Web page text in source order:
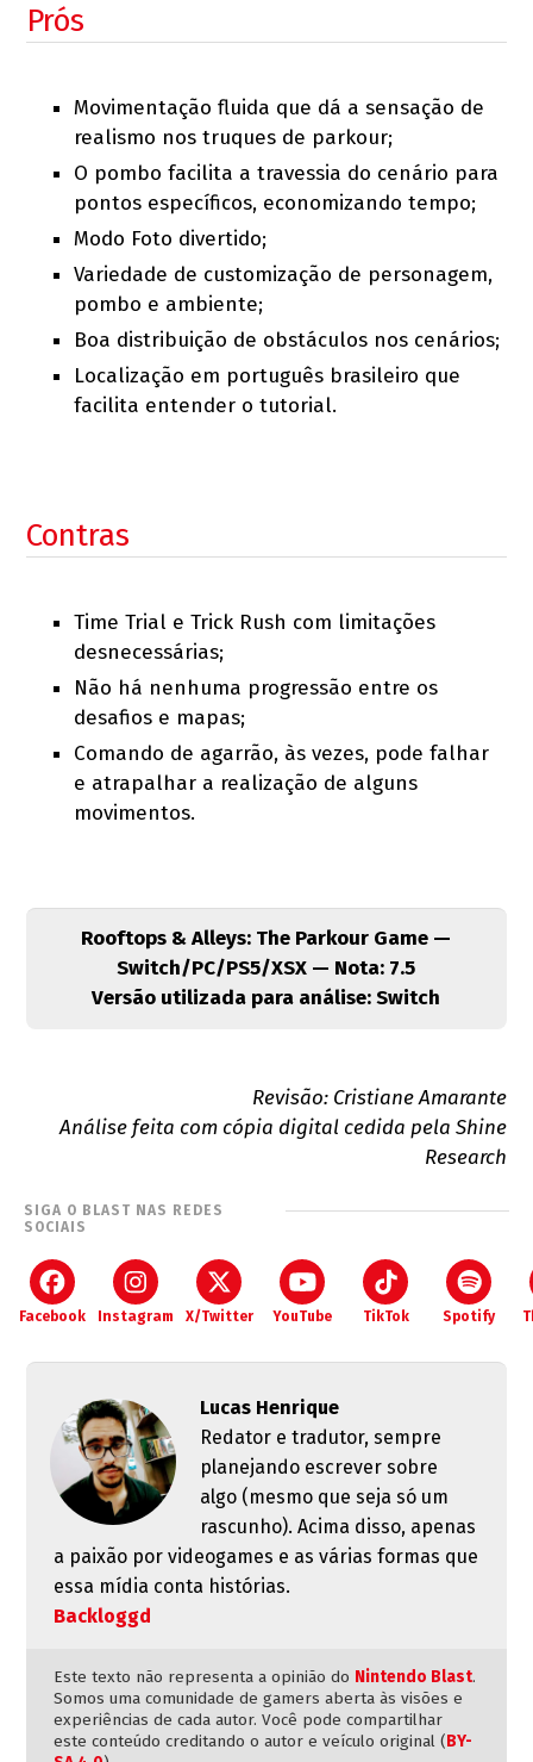
Prós
Movimentação fluida que dá a sensação de
realismo nos truques de parkour;
O pombo facilita a travessia do cenário para
pontos específicos, economizando tempo;
Modo Foto divertido;
Variedade de customização de personagem,
pombo e ambiente;
Boa distribuição de obstáculos nos cenários;
Localização em português brasileiro que
facilita entender o tutorial.
Contras
Time Trial e Trick Rush com limitações
desnecessárias;
Não há nenhuma progressão entre os
desafios e mapas;
Comando de agarrão, às vezes, pode falhar
e atrapalhar a realização de alguns
movimentos.
Rooftops & Alleys: The Parkour Game —
Switch/PC/PS5/XSX — Nota: 7.5
Versão utilizada para análise: Switch
Revisão: Cristiane Amarante
Análise feita com cópia digital cedida pela Shine
Research
SIGA O BLAST NAS REDES
SOCIAIS
Facebook Instagram X/Twitter YouTube TikTok Spotify
Lucas Henrique
Redator e tradutor, sempre
planejando escrever sobre
algo (mesmo que seja só um
rascunho). Acima disso, apenas
a paixão por videogames e as várias formas que
essa mídia conta histórias.
Backloggd
Este texto não representa a opinião do Nintendo Blast.
Somos uma comunidade de gamers aberta às visões e
experiências de cada autor. Você pode compartilhar
este conteúdo creditando o autor e veículo original (BY-